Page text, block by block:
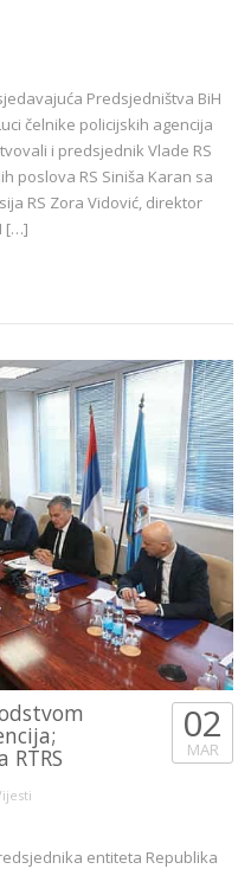
Predsjedništva BiH
čelnike policijskih agencija
i predsjednik Vlade RS
poslova RS Siniša Karan sa
RS Zora Vidović, direktor
[…]
02
MAR
entiteta Republika